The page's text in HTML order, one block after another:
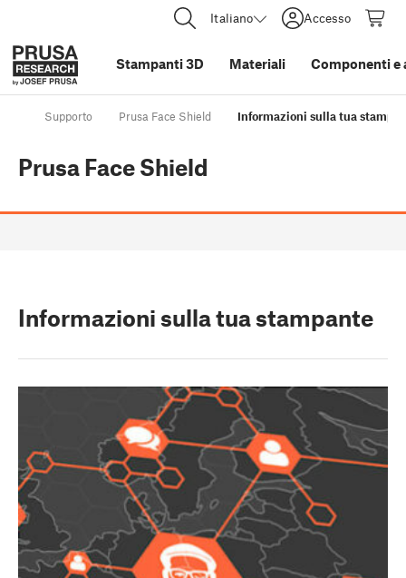
Italiano Accesso
Stampanti 3D Materiali Componenti e
Supporto Prusa Face Shield Informazioni sulla tua
Prusa Face Shield
Informazioni sulla tua stampante